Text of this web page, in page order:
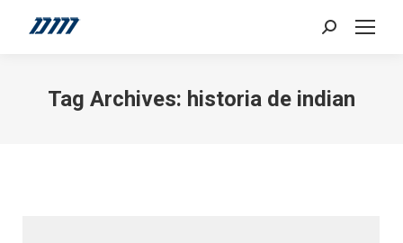
Search:
Tag Archives: historia de indian